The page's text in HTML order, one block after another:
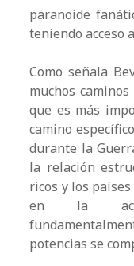
paranoide
teniendo acceso
Como señala
muchos
que es más
camino
durante la
la relación
ricos y los
en la
potencias se